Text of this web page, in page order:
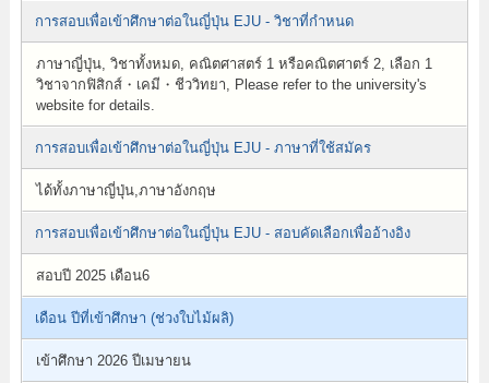
การสอบเพื่อเข้าศึกษาต่อในญี่ปุ่น EJU - วิชาที่กำหนด
ภาษาญี่ปุ่น, วิชาทั้งหมด, คณิตศาสตร์ 1 หรือคณิตศาตร์ 2, เลือก 1
วิชาจากฟิสิกส์・เคมี・ชีววิทยา, Please refer to the university's
website for details.
การสอบเพื่อเข้าศึกษาต่อในญี่ปุ่น EJU - ภาษาที่ใช้สมัคร
ได้ทั้งภาษาญี่ปุ่น,ภาษาอังกฤษ
การสอบเพื่อเข้าศึกษาต่อในญี่ปุ่น EJU - สอบคัดเลือกเพื่ออ้างอิง
สอบปี 2025 เดือน6
เดือน ปีที่เข้าศึกษา (ช่วงใบไม้ผลิ)
เข้าศึกษา 2026 ปีเมษายน